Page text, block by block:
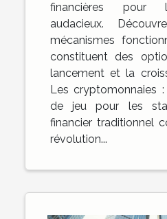
financières pour
audacieux.
mécanismes
constituent des
lancement et la
Les cryptomonnaies
de jeu pour les
financier traditionnel
révolution...